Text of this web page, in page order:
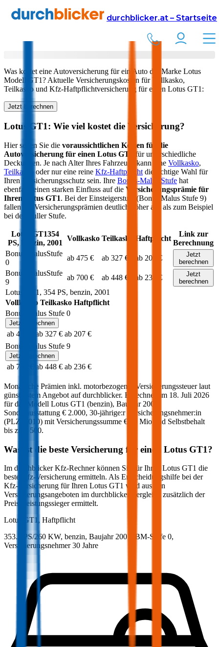
durchblicker.at – Startseite
Versicherung Autoversicherung Lotus
Lotus GT1 in Österreich
Was kostet eine Autoversicherung für ein Auto der Marke Lotus
Modell
GT1? Aktuelle Versicherungskosten für Vollkasko,
Teilkasko und Kfz-Haftpflichtversicherung für einen Lotus GT1:
Jetzt berechnen
Lotus GT1: Wie viel kostet die Versicherung?
Hier sehen Sie die voraussichtlichen Kosten für die
Autoversicherung für einen Lotus GT1
für unterschiedliche
Deckungen. Je nach Alter Ihres Fahrzeugs kann eine Vollkasko,
Teilkasko
oder nur eine reine Kfz-Haftpflicht die richtige Wahl für
Ihren Versicherungsschutz sein. Ihre Bonus-Malus Stufe hat
ebenfalls einen starken Einfluss auf die Versicherungsprämie für
Ihren
Lotus GT1. Bei der Einsteigerstufe (Bonus Malus Stufe 9)
fallen die Versicherungsprämien deutlich höher aus als zum Beispiel
bei der Nuller Stufe.
Lotus GT1354
PS,
benzin, 2001
Vollkasko Teilkasko Haftpflicht
Link zur
Berechnung
Bonus MalusStufe
0
ab 475 € ab 327 € ab 207 €
Jetzt
berechnen
Bonus MalusStufe
9
ab 700 € ab 448 € ab 236 €
Jetzt
berechnen
Lotus GT1 , 354PS, benzin, 2001
Vollkasko Teilkasko Haftpflicht
Bonus Malus Stufe 0
Jetzt berechnen
ab 475 € ab 327 € ab 207 €
Bonus Malus Stufe 9
Jetzt berechnen
ab 700 € ab 448 € ab 236 €
Monatliche Prämien inkl. motorbezogener Versicherungssteuer laut
günstigstem Angebot auf durchblicker. Berechnet am 18. Juli 2026
für das Modell Lotus GT1 (benzin), Baujahr 2001
Sonderausstattung € 2.000, 30-jährige:rVersicherungsnehmer:in
(PLZ:
1010) mit Versicherungssumme € 20 Mio und Selbstbehalt
bis zu
€ 500.
Was ist die beste Versicherung für einen Lotus GT1?
Im durchblicker Kfz-Rechner können Sie für Ihren Lotus GT1 die
beste Kfz-Versicherung ermitteln. Als Entscheidungshilfe bei der
Kfz-Versicherung für Ihren Lotus GT1 wird aus den
Versicherungsangeboten im durchblicker Vergleich zusätzlich der
Preis-Leistungssieger ermittelt.
Lotus
GT1, Haftpflicht
353.3 PS/260 KW, benzin, Baujahr 2001,
BM-Stufe 0,
Versicherungsnehmer 30 Jahre